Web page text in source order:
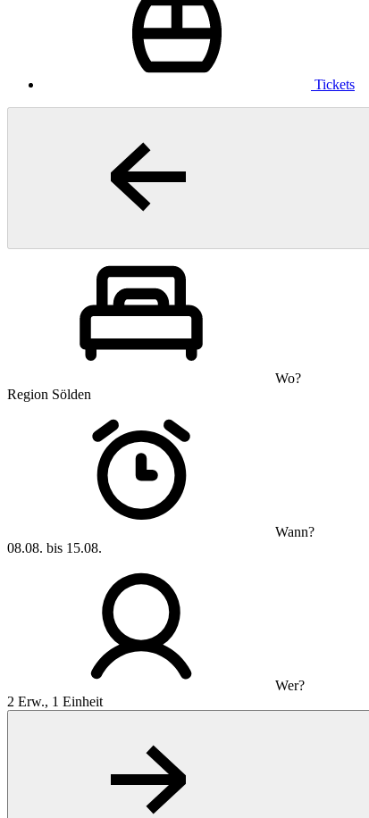
Tickets
Wo?
Region Sölden
Wann?
08.08. bis 15.08.
Wer?
2 Erw., 1 Einheit